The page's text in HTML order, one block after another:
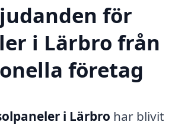
för
i Lärbro från
företag
i Lärbro har blivit